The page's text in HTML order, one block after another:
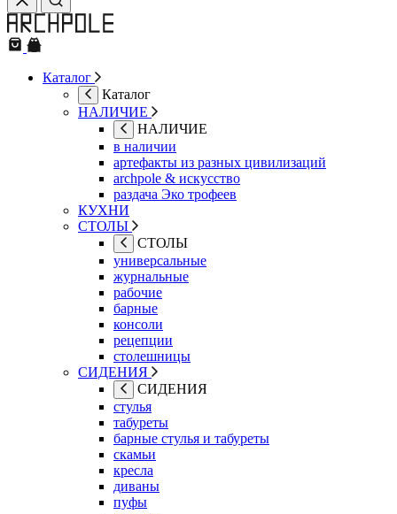
Каталог
Каталог
НАЛИЧИЕ
НАЛИЧИЕ
в наличии
артефакты из разных цивилизаций
archpole & искусство
раздача Эко трофеев
КУХНИ
СТОЛЫ
СТОЛЫ
универсальные
журнальные
рабочие
барные
консоли
рецепции
столешницы
СИДЕНИЯ
СИДЕНИЯ
стулья
табуреты
барные стулья и табуреты
скамьи
кресла
диваны
пуфы